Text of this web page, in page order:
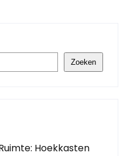
Zoeken
Hoekkasten